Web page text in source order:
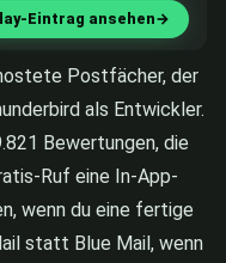
Eintrag ansehen→
Postfächer, der
als Entwickler.
Bewertungen, die
Ruf eine In-App-
wenn du eine fertige
statt Blue Mail, wenn